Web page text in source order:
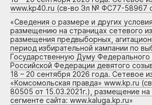
www.kp40.ru (св-во Эл № ФС77-58967
«Сведения о размере и других
размещению на страницах сетевого
размещения предвыборных,
период избирательной кампании по
Государственную Думу Федерального
Российской Федерации девятого
18 – 20 сентября 2026 года. Сетевое
«Комсомольская правда» www.kp.ru
80505 от 15.03.2021г.), размещение на
сегменте сайта: www.kaluga.kp.ru»